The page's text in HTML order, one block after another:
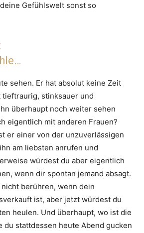
Gefühlswelt sonst so
sehen. Er hat absolut keine Zeit
tieftraurig, stinksauer und
überhaupt noch weiter sehen
eigentlich mit anderen Frauen?
er einer von der unzuverlässigen
am liebsten anrufen und
würdest du aber eigentlich
wenn dir spontan jemand absagt.
berühren, wenn dein
ist, aber jetzt würdest du
heulen. Und überhaupt, wo ist die
du stattdessen heute Abend gucken